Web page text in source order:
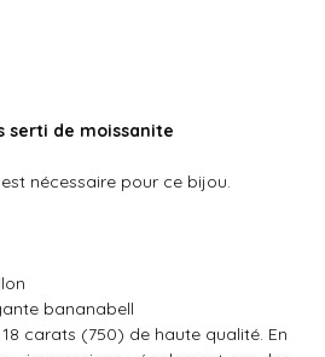
serti de moissanite
nécessaire pour ce bijou.
bananabell
carats (750) de haute qualité. En